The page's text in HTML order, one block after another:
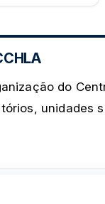
do
unidades